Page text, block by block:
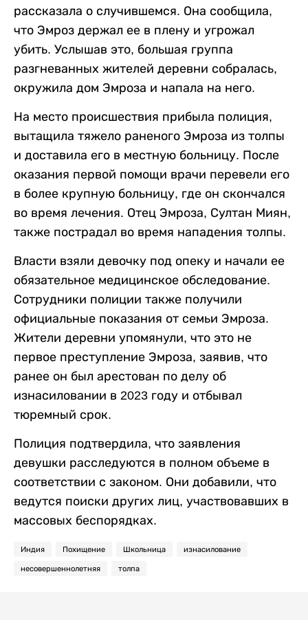
рассказала о случившемся. Она сообщила,
что Эмроз держал ее в плену и угрожал
убить. Услышав это, большая группа
разгневанных жителей деревни собралась,
окружила дом Эмроза и напала на него.
На место происшествия прибыла полиция,
вытащила тяжело раненого Эмроза из толпы
и доставила его в местную больницу. После
оказания первой помощи врачи перевели его
в более крупную больницу, где он скончался
во время лечения. Отец Эмроза, Султан Миян,
также пострадал во время нападения толпы.
Власти взяли девочку под опеку и начали ее
обязательное медицинское обследование.
Сотрудники полиции также получили
официальные показания от семьи Эмроза.
Жители деревни упомянули, что это не
первое преступление Эмроза, заявив, что
ранее он был арестован по делу об
изнасиловании в 2023 году и отбывал
тюремный срок.
Полиция подтвердила, что заявления
девушки расследуются в полном объеме в
соответствии с законом. Они добавили, что
ведутся поиски других лиц, участвовавших в
массовых беспорядках.
Индия Похищение Школьница изнасилование
несовершеннолетняя толпа